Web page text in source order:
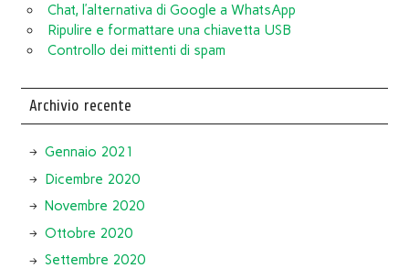
Chat, l’alternativa di Google a WhatsApp
Ripulire e formattare una chiavetta USB
Controllo dei mittenti di spam
Archivio recente
Gennaio 2021
Dicembre 2020
Novembre 2020
Ottobre 2020
Settembre 2020